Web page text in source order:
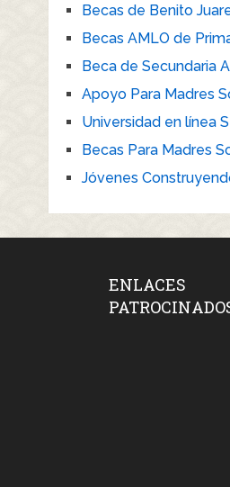
Becas de Benito
Becas AMLO de
Beca de Secundaria
Apoyo Para Madres
Universidad en línea
Becas Para Madres
Jóvenes
ENLACES